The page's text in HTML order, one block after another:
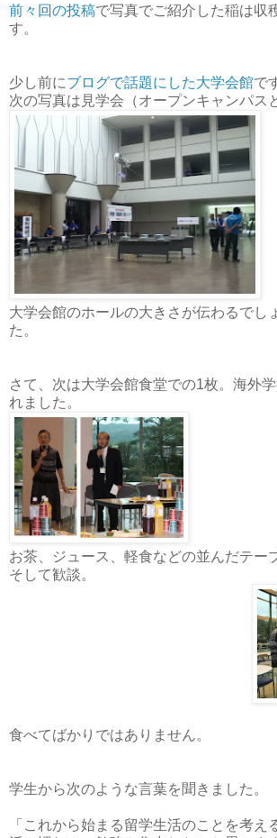
前々回の投稿で写真でご紹介した稲は収
す。
少し前にブログで話題にした大学会館で
次の写真は見学会（オープンキャンパス
大学会館のホールの大きさが伝わるで
た。
さて、次は大学会館食堂での1枚。海外
れました。
お茶、ジュース、軽食などの並んだテー
そして歓談。
食べてばかりではありません。
学生から次のような言葉を聞きました。
「これから始まる留学生活のことを考